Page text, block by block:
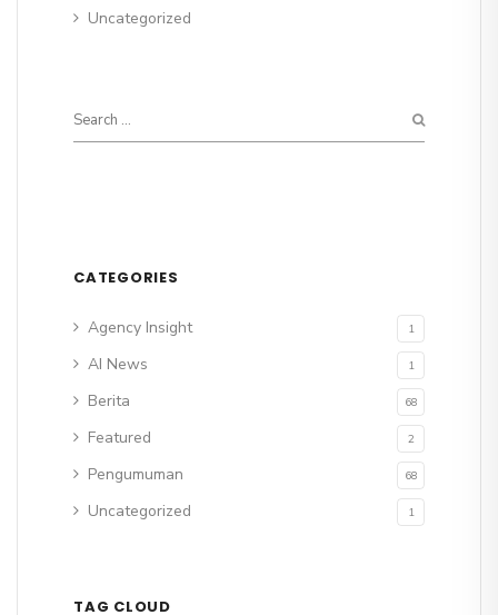
Uncategorized
CATEGORIES
Agency Insight 1
AI News 1
Berita 68
Featured 2
Pengumuman 68
Uncategorized 1
TAG CLOUD